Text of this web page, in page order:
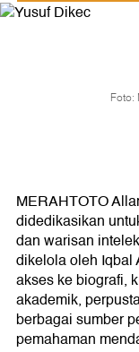
Foto:
MERAHTOTO
didedikasikan
dan warisan
dikelola oleh Iqbal
akses ke biografi,
akademik,
berbagai sumber
pemahaman